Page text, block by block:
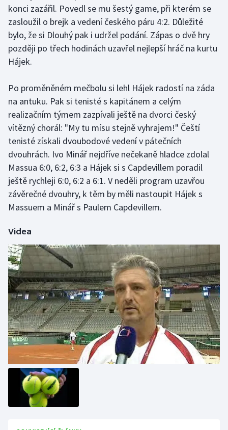
Stolní tenis
Triatlon
Veslování
Volejbal
Ostatní
konci zazářil. Povedl se mu šestý game, při kterém se
zasloužil o brejk a vedení českého páru 4:2. Důležité
bylo, že si Dlouhý pak i udržel podání. Zápas o dvě hry
později po třech hodinách uzavřel nejlepší hráč na kurtu
Hájek.
Po proměněném mečbolu si lehl Hájek radostí na záda
na antuku. Pak si tenisté s kapitánem a celým
realizačním týmem zazpívali ještě na dvorci český
vítězný chorál: "My tu mísu stejně vyhrajem!" Čeští
tenisté získali dvoubodové vedení v pátečních
dvouhrách. Ivo Minář nejdříve nečekaně hladce zdolal
Massua 6:0, 6:2, 6:3 a Hájek si s Capdevillem poradil
ještě rychleji 6:0, 6:2 a 6:1. V neděli program uzavřou
závěrečné dvouhry, k těm by měli nastoupit Hájek s
Massuem a Minář s Paulem Capdevillem.
Videa